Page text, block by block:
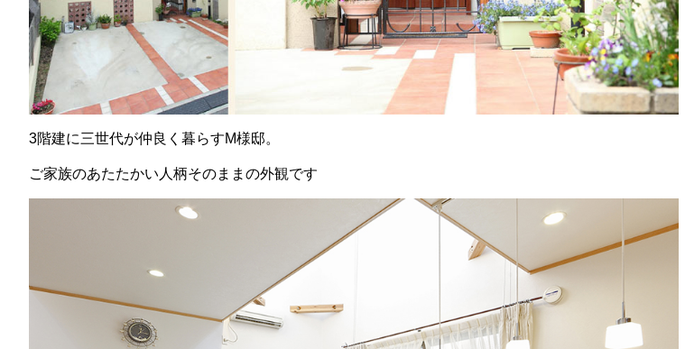
3階建に三世代が仲良く暮らすM様邸。
ご家族のあたたかい人柄そのままの外観です